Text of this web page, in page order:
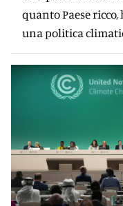
quanto Paese
una politica